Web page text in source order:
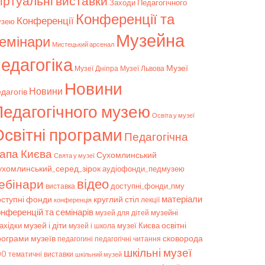
Заходи Педагогічного
Конференції Конференції та
Мистецький арсенал Музейна
Музеї Дніпра Музеї Львова Музеї
Новини Новини
музею Освіта у музеї
програми Педагогічна
Києва Свята у музеї Сухомлинський
аудіофонди_педмузею
виставка відеодоступні_фонди_пму
фонди конференція круглий стіл лекції матеріали
та семінарів музей для дітей музейні
музей і діти музей і школа музеї Києваосвітні
музеїв педагогині педагогічні читання сковорода
тематичні виставки шкільний музей шкільні музеї